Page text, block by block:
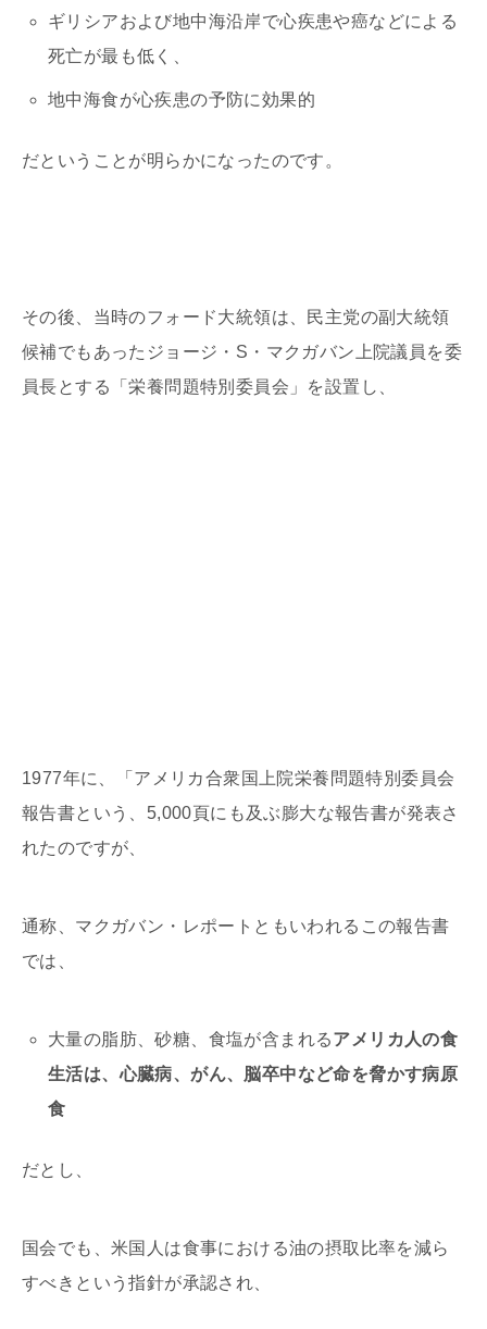
ギリシアおよび地中海沿岸で心疾患や癌などによる
死亡が最も低く、
地中海食が心疾患の予防に効果的
だということが明らかになったのです。
その後、当時のフォード大統領は、民主党の副大統領
候補でもあったジョージ・S・マクガバン上院議員を委
員長とする「栄養問題特別委員会」を設置し、
1977年に、「アメリカ合衆国上院栄養問題特別委員会
報告書という、5,000頁にも及ぶ膨大な報告書が発表さ
れたのですが、
通称、マクガバン・レポートともいわれるこの報告書
では、
大量の脂肪、砂糖、食塩が含まれるアメリカ人の食
生活は、心臓病、がん、脳卒中など命を脅かす病原
食
だとし、
国会でも、米国人は食事における油の摂取比率を減ら
すべきという指針が承認され、